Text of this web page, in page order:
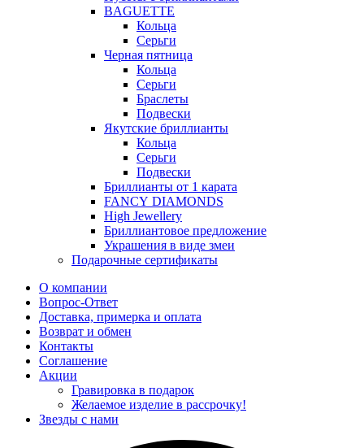
BAGUETTE
Кольца
Серьги
Черная пятница
Кольца
Серьги
Браслеты
Подвески
Якутские бриллианты
Кольца
Серьги
Подвески
Бриллианты от 1 карата
FANCY DIAMONDS
High Jewellery
Бриллиантовое предложение
Украшения в виде змеи
Подарочные сертификаты
О компании
Вопрос-Ответ
Доставка, примерка и оплата
Возврат и обмен
Контакты
Соглашение
Акции
Гравировка в подарок
Желаемое изделие в рассрочку!
Звезды с нами